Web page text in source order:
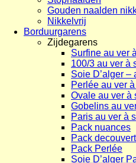
Gouden naalden
Nikkelvrij
Borduurgarens
Zijdegarens
Surfine au ver
100/3 au ver à
Soie D’alger –
Perlée au ver
Ovale au ver à
Gobelins au
Paris au ver à
Pack nuances
Pack
Pack Perlée
Soie D’alger